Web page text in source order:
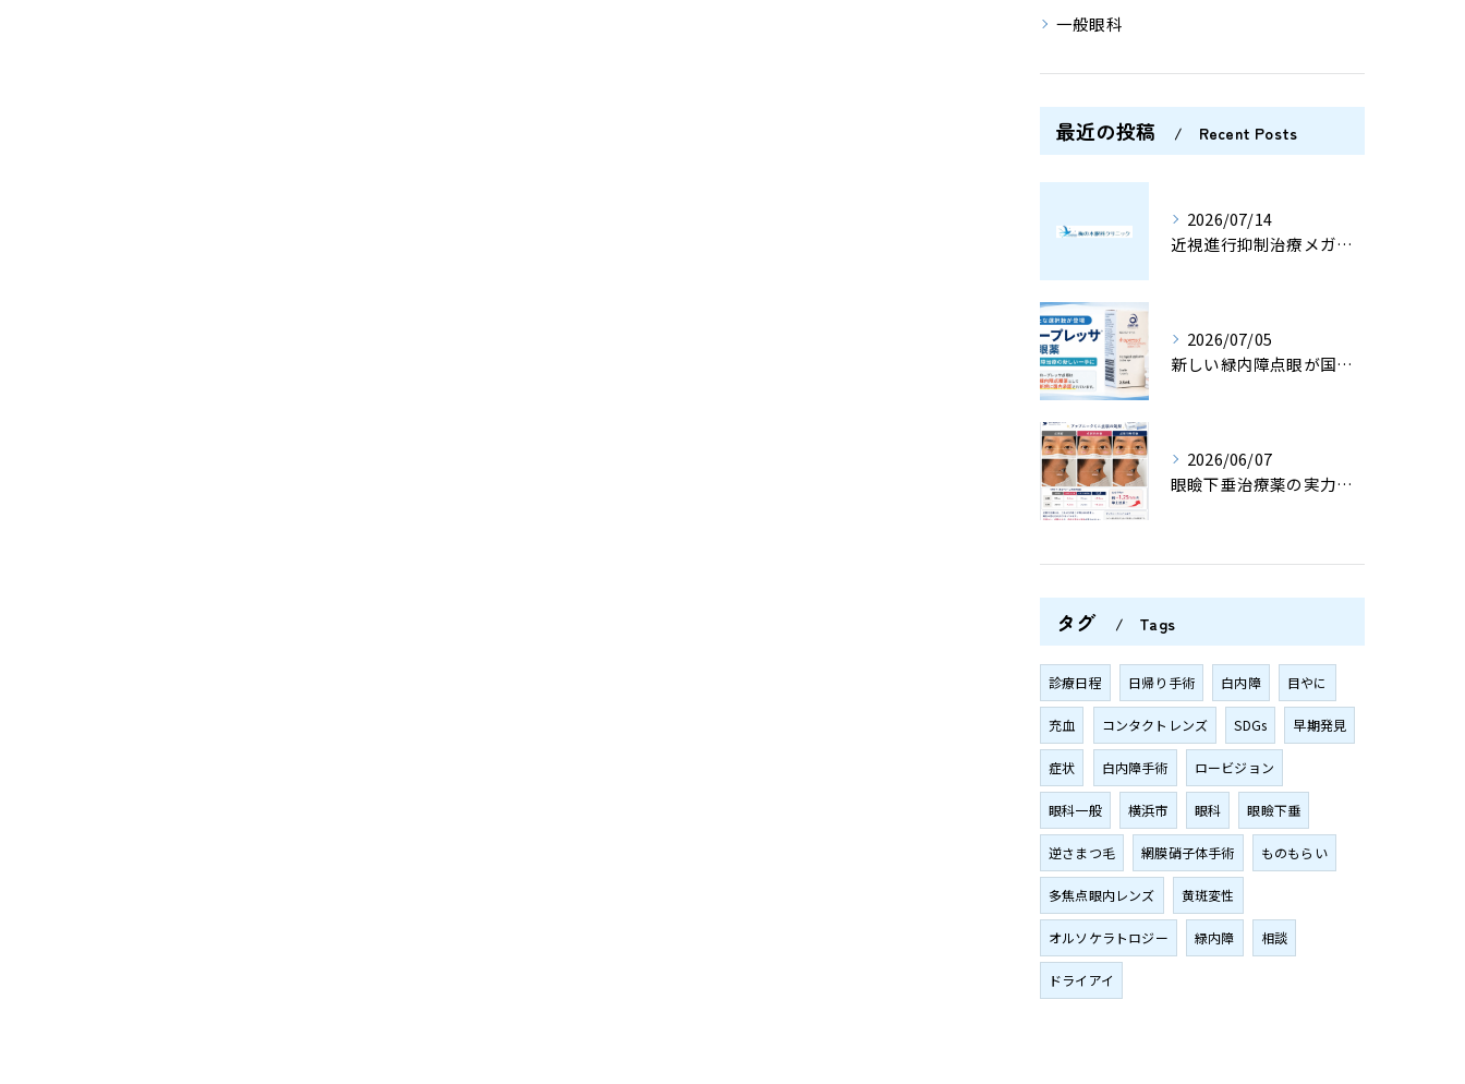
一般眼科
最近の投稿 Recent Posts
2026/07/14
近視進行抑制治療メガネ、ミヨスマートとは？
2026/07/05
新しい緑内障点眼が国内承認されました〈横浜市 梅の木眼科クリニック〉
2026/06/07
眼瞼下垂治療薬の実力は？〈横浜市 梅の木眼科クリニック〉
タグ Tags
診療日程 日帰り手術 白内障 目やに
充血 コンタクトレンズ SDGs 早期発見
症状 白内障手術 ロービジョン
眼科一般 横浜市 眼科 眼瞼下垂
逆さまつ毛 網膜硝子体手術 ものもらい
多焦点眼内レンズ 黄斑変性
オルソケラトロジー 緑内障 相談
ドライアイ